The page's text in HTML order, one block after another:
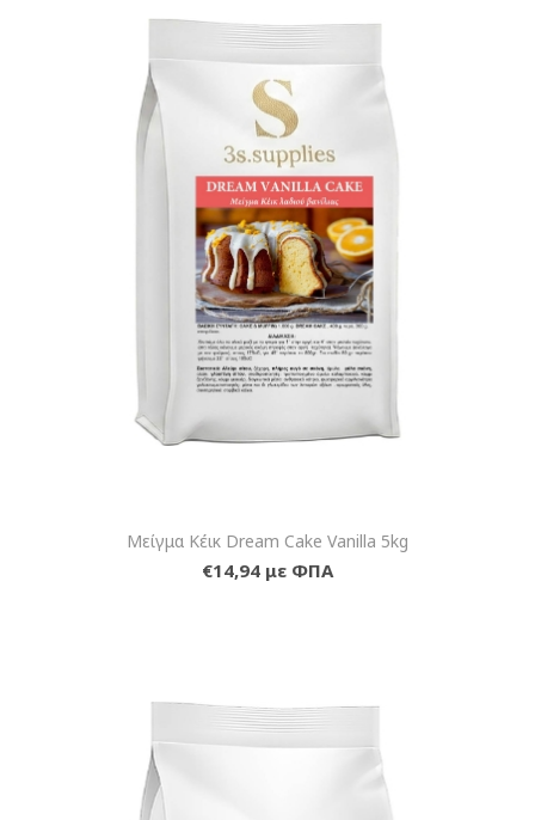
Μείγμα Κέικ Dream Cake Vanilla 5kg
€14,94 με ΦΠΑ